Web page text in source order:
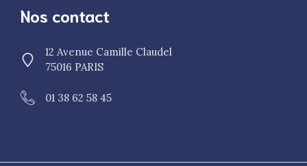
Nos contact
12 Avenue Camille Claudel
75016 PARIS
01 38 62 58 45